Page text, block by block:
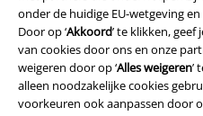
onder de huidige EU-wetgeving
Door op ‘Akkoord’ te klikken,
van cookies door ons en onze
weigeren door op ‘Alles weigeren’
alleen noodzakelijke cookies
voorkeuren ook aanpassen door
Verklaring van conformiteit
Informatie over toegankelijkheid
Cookie-instellingen